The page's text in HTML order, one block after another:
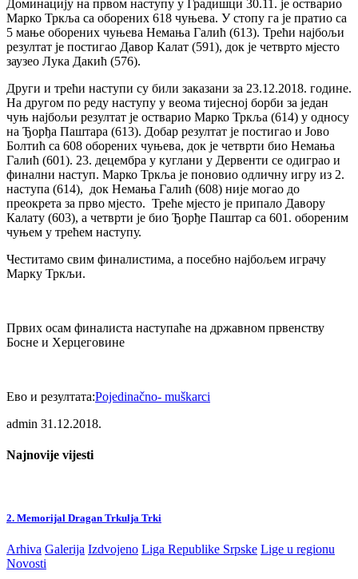
Доминацију на првом наступу у Градишци 30.11. је остварио
Марко Тркља са оборених 618 чуњева. У стопу га је пратио са
5 мање оборених чуњева Немања Галић (613). Трећи најбољи
резултат је постигао Давор Калат (591), док је четврто мјесто
заузео Лука Дакић (576).
Други и трећи наступи су били заказани за 23.12.2018. године.
На другом по реду наступу у веома тијесној борби за један
чуњ најбољи резултат је остварио Марко Тркља (614) у односу
на Ђорђа Паштара (613). Добар резултат је постигао и Јово
Болтић са 608 оборених чуњева, док је четврти био Немања
Галић (601). 23. децембра у куглани у Дервенти се одиграо и
финални наступ. Марко Тркља је поновио одличну игру из 2.
наступа (614), док Немања Галић (608) није могао до
преокрета за прво мјесто. Треће мјесто је припало Давору
Калату (603), а четврти је био Ђорђе Паштар са 601. обореним
чуњем у трећем наступу.
Честитамо свим финалистима, а посебно најбољем играчу
Марку Тркљи.
Првих осам финалиста наступаће на државном првенству
Босне и Херцеговине
Ево и резултата:Pojedinačno- muškarci
admin 31.12.2018.
Najnovije vijesti
2. Memorijal Dragan Trkulja Trki
Arhiva Galerija Izdvojeno Liga Republike Srpske Lige u regionu
Novosti